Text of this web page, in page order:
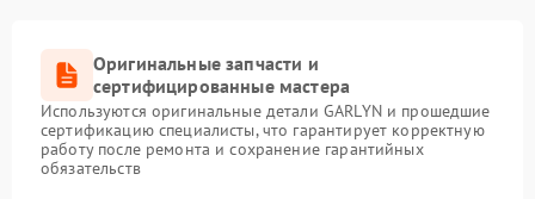
Оригинальные запчасти и
сертифицированные мастера
Используются оригинальные детали GARLYN и прошедшие
сертификацию специалисты, что гарантирует корректную
работу после ремонта и сохранение гарантийных
обязательств